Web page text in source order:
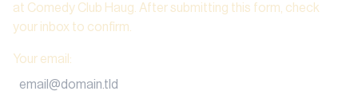
at Comedy Club Haug. After submitting this form, check
your inbox to confirm.
Your email :